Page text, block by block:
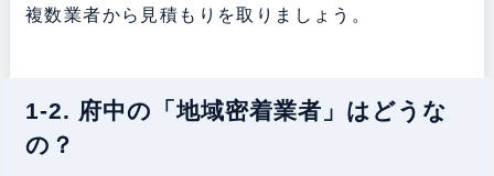
複数業者から見積もりを取りましょう。
1-2. 府中の「地域密着業者」はどうな
の？